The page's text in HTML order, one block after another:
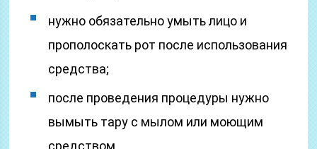
нужно обязательно умыть лицо и
прополоскать рот после использования
средства;
после проведения процедуры нужно
вымыть тару с мылом или моющим
средством.